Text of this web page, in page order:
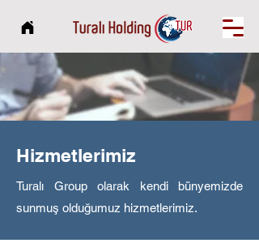
Hizmetlerimiz
Turalı Group olarak kendi bünyemizde
sunmuş olduğumuz hizmetlerimiz.